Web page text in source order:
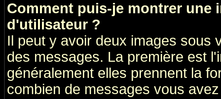
Comment puis-je montrer une
d'utilisateur ?
Il peut y avoir deux images sous
des messages. La première est
généralement elles prennent la
combien de messages vous